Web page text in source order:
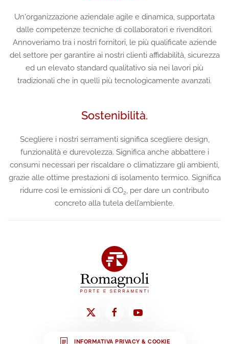
Un'organizzazione aziendale agile e dinamica, supportata
dalle competenze tecniche di collaboratori e rivenditori.
Annoveriamo tra i nostri fornitori, le più qualificate aziende
del settore per garantire ai nostri clienti affidabilità, sicurezza
ed un elevato standard qualitativo sia nei lavori più
tradizionali che in quelli più tecnologicamente avanzati.
Sostenibilità.
Scegliere i nostri serramenti significa scegliere design,
funzionalità e durevolezza. Significa anche abbattere i
consumi necessari per riscaldare o climatizzare gli ambienti,
grazie alle ottime prestazioni di isolamento termico. Significa
ridurre così le emissioni di CO2, per dare un contributo
concreto alla tutela dell’ambiente.
INFORMATIVA PRIVACY & COOKIE